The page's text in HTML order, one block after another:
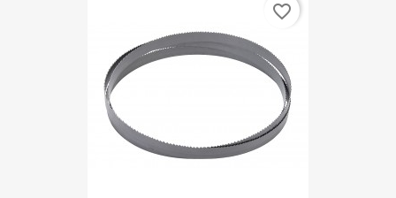
favorite_border